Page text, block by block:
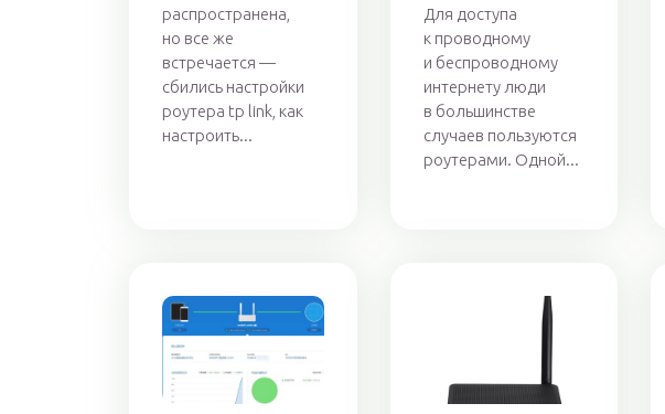
распространена,
но все же
встречается —
сбились настройки
роутера tp link, как
настроить...
Для доступа
к проводному
и беспроводному
интернету люди
в большинстве
случаев пользуются
роутерами. Одной...